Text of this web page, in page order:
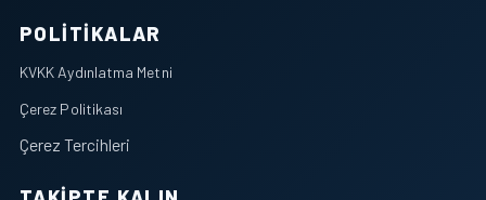
POLITIKALAR
KVKK Aydınlatma Metni
Çerez Politikası
Çerez Tercihleri